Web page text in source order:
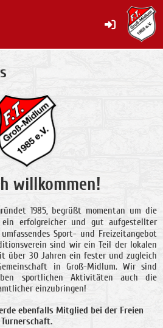
willkommen!
1985, begrüßt momentan um die
erfolgreicher und gut aufgestellter
Sport- und Freizeitangebot
sind wir ein Teil der lokalen
über 30 Jahren ein fester und zugleich
in Groß-Midlum. Wir sind
sportlichen Aktivitäten auch die
einzubringen!
ebenfalls Mitglied bei der Freien
Turnerschaft.